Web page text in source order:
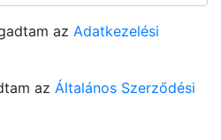
az Adatkezelési
az Általános Szerződési